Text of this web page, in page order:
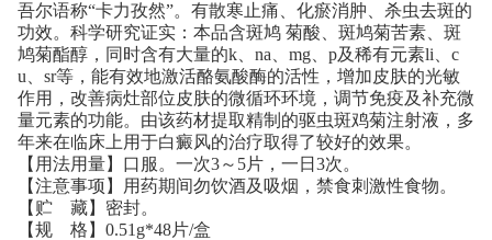
吾尔语称“卡力孜然”。有散寒止痛、化瘀消肿、杀虫去斑的
功效。科学研究证实：本品含斑鸠 菊酸、斑鸠菊苦素、斑
鸠菊酯醇，同时含有大量的k、na、mg、p及稀有元素li、c
u、sr等，能有效地激活酪氨酸酶的活性，增加皮肤的光敏
作用，改善病灶部位皮肤的微循环环境，调节免疫及补充微
量元素的功能。由该药材提取精制的驱虫斑鸡菊注射液，多
年来在临床上用于白癜风的治疗取得了较好的效果。
【用法用量】口服。一次3～5片，一日3次。
【注意事项】用药期间勿饮酒及吸烟，禁食刺激性食物。
【贮 藏】密封。
【规 格】0.51g*48片/盒